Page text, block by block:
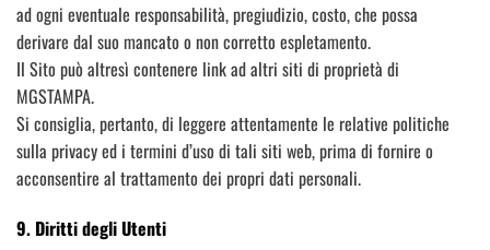
ad ogni eventuale responsabilità, pregiudizio, costo, che possa
derivare dal suo mancato o non corretto espletamento.
Il Sito può altresì contenere link ad altri siti di proprietà di
MGSTAMPA.
Si consiglia, pertanto, di leggere attentamente le relative politiche
sulla privacy ed i termini d’uso di tali siti web, prima di fornire o
acconsentire al trattamento dei propri dati personali.
9. Diritti degli Utenti